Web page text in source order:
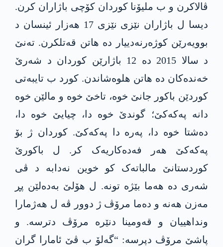
ڤالاکرن و ب ملیۆنا کوردان کۆچی باژاران کرن.
دیسا ل باژاران نێزی نێزی 17 ھەزار ئینسان د
بوویەرێن کوژەرنەدییار دە ھاتن قەتلکرن. تەنێ
د سالا 2015 دە 12 باژارێن کوردان د شەرێ
خەندەکان دە ھاتن ھلوەشاندن. کورد ب تایبەتی
کوردێن باکور جانێ خوە، تاخێ خوە و مالێن خوە
دانە پەکەکێ؛ گوندێ خوە دا، چیایێ خوە دا،
دەشتا خوە دا، پەرە دا پەکەکێ. کوردان ژ بۆ
پەکەکێ ھەر فەدەکاریەک کر. ل باکورێ
کوردستانێ مالباتەک کو خوین نەدابە د ڤی
شەری دە ھەما بێژە تونە. ل ھۆلێ بەدەلێن پڕ
مەزن ھەنە و دەما مرۆڤ ژ دوور ڤە ل ھەژمارا
ونداھییان و قەومینا دنێرە مرۆڤ دترسە. و
پاشێ مرۆڤ دپرسە: “گەلۆ ب ڤێ ئامارا گران